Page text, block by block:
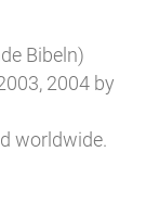
Bibeln)
2004 by
worldwide.